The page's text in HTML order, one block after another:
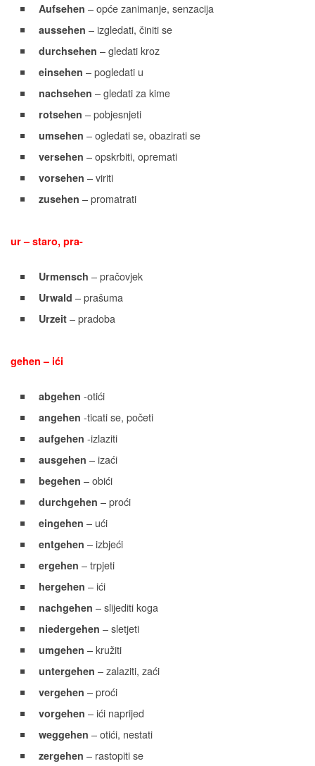
Aufsehen – opće zanimanje, senzacija
aussehen – izgledati, činiti se
durchsehen – gledati kroz
einsehen – pogledati u
nachsehen – gledati za kime
rotsehen – pobjesnjeti
umsehen – ogledati se, obazirati se
versehen – opskrbiti, opremati
vorsehen – viriti
zusehen – promatrati
ur – staro, pra-
Urmensch – pračovjek
Urwald – prašuma
Urzeit – pradoba
gehen – ići
abgehen -otići
angehen -ticati se, početi
aufgehen -izlaziti
ausgehen – izaći
begehen – obići
durchgehen – proći
eingehen – ući
entgehen – izbjeći
ergehen – trpjeti
hergehen – ići
nachgehen – slijediti koga
niedergehen – sletjeti
umgehen – kružiti
untergehen – zalaziti, zaći
vergehen – proći
vorgehen – ići naprijed
weggehen – otići, nestati
zergehen – rastopiti se